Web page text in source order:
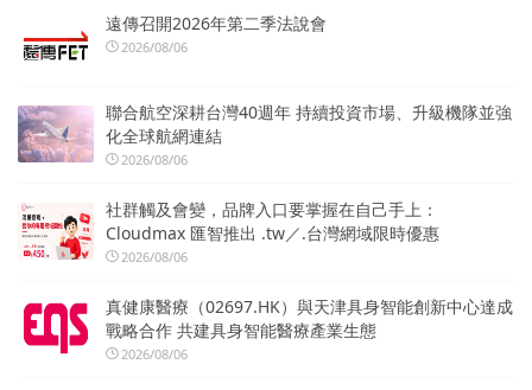
遠傳召開2026年第二季法說會
2026/08/06
聯合航空深耕台灣40週年 持續投資市場、升級機隊並強
化全球航網連結
2026/08/06
社群觸及會變，品牌入口要掌握在自己手上：
Cloudmax 匯智推出 .tw／.台灣網域限時優惠
2026/08/06
真健康醫療（02697.HK）與天津具身智能創新中心達成
戰略合作 共建具身智能醫療產業生態
2026/08/06